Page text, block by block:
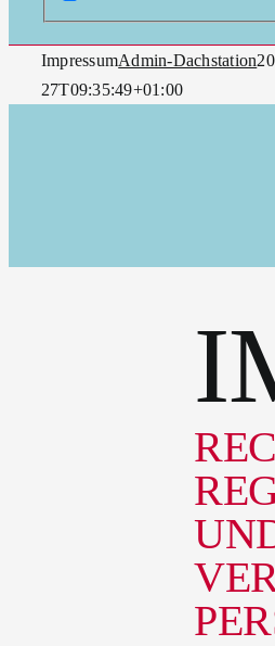
ImpressumAdmin-Dachstation
27T09:35:49+01:00